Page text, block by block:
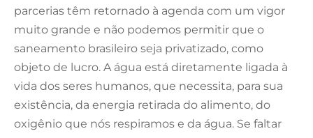
parcerias têm retornado à agenda com um vigor
muito grande e não podemos permitir que o
saneamento brasileiro seja privatizado, como
objeto de lucro. A água está diretamente ligada à
vida dos seres humanos, que necessita, para sua
existência, da energia retirada do alimento, do
oxigênio que nós respiramos e da água. Se faltar